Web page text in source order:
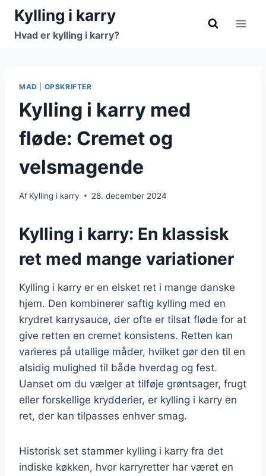
Fortsæt
indhold
Kylling i karry
Hvad er kylling i karry?
MAD OPSKRIFTER
Kylling i karry med
fløde: Cremet og
velsmagende
Af Kylling i karry 28. december 2024
Kylling i karry: En klassisk
ret med mange variationer
Kylling i karry er en elsket ret i mange danske
hjem. Den kombinerer saftig kylling med en
krydret karrysauce, der ofte er tilsat fløde for at
give retten en cremet konsistens. Retten kan
varieres på utallige måder, hvilket gør den til en
alsidig mulighed til både hverdag og fest.
Uanset om du vælger at tilføje grøntsager, frugt
eller forskellige krydderier, er kylling i karry en
ret, der kan tilpasses enhver smag.
Historisk set stammer kylling i karry fra det
indiske køkken, hvor karryretter har været en